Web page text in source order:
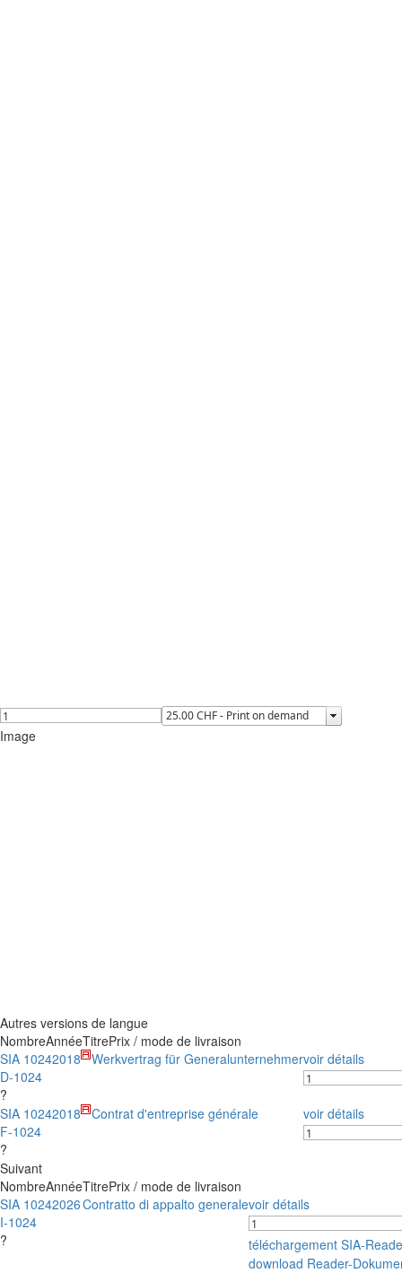
Image
Autres versions de langue
NombreAnnéeTitrePrix / mode de livraison
SIA 1024
D-1024
?
2018 Werkvertrag für Generalunternehmervoir détails
SIA 1024
F-1024
?
2018 Contrat d'entreprise générale voir détails
Suivant
NombreAnnéeTitrePrix / mode de livraison
SIA 1024
I-1024
?
2026Contratto di appalto generalevoir détails
téléchargement SIA-
download Reader-